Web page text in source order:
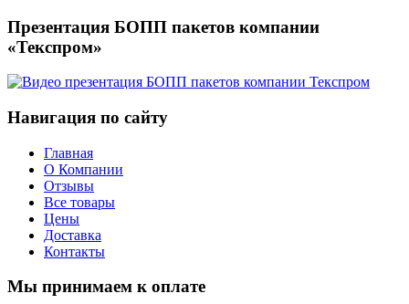
Презентация БОПП пакетов компании
«Текспром»
Навигация по сайту
Главная
О Компании
Отзывы
Все товары
Цены
Доставка
Контакты
Мы принимаем к оплате